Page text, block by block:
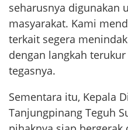
seharusnya digunakan
masyarakat. Kami
terkait segera
dengan langkah
tegasnya.
Sementara itu, Kepala
Tanjungpinang Teguh